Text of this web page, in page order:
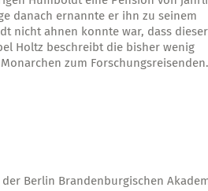
danach ernannte er ihn zu seinem
nicht ahnen konnte war, dass
Holtz beschreibt die bisher wenig
zum Forschungsreisenden.
Berlin Brandenburgischen